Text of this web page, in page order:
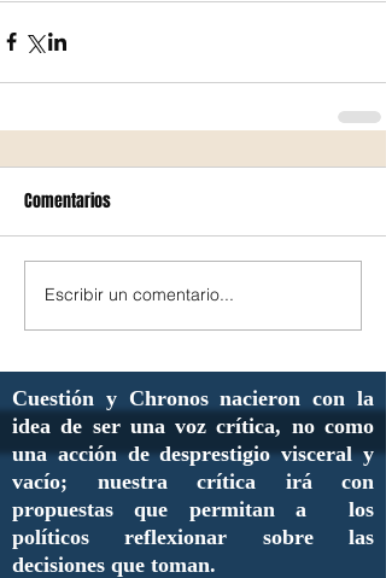
Comentarios
Escribir un comentario...
Cuestión y Chronos nacieron con la
idea de ser una voz crítica, no como
una acción de desprestigio visceral y
vacío; nuestra crítica irá con
propuestas que permitan a los
políticos reflexionar sobre las
decisiones que toman.